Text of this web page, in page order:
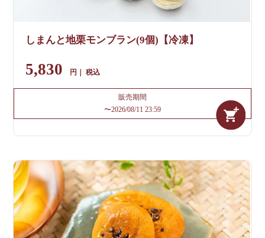
しまんと地栗モンブラン(9個)【冷凍】
5,830 税込
販売期間
〜2026/08/11 23:59